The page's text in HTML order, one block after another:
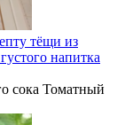
тёщи из
напитка
сока Томатный